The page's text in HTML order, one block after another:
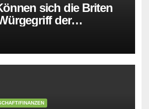
sich die Briten
der
EU-Mafia befreien?
FINANZEN